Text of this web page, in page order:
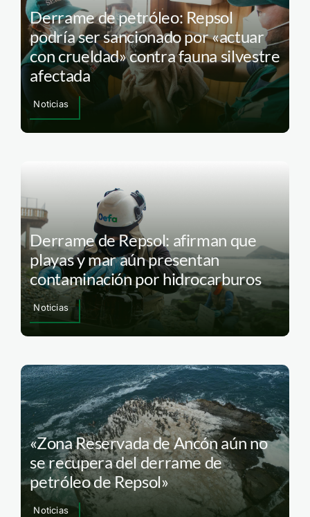
Derrame de petróleo: Repsol
podría ser sancionado por «actuar
con crueldad» contra fauna silvestre
afectada
Noticias
Derrame de Repsol: afirman que
playas y mar aún presentan
contaminación por hidrocarburos
Noticias
«Zona Reservada de Ancón aún no
se recupera del derrame de
petróleo de Repsol»
Noticias